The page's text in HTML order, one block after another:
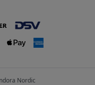
Nordic